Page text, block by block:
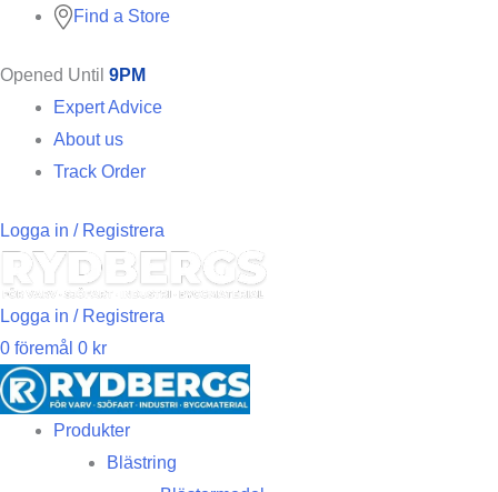
Find a Store
Opened Until 9PM
Expert Advice
About us
Track Order
Logga in / Registrera
Logga in / Registrera
0 föremål 0 kr
Produkter
Blästring